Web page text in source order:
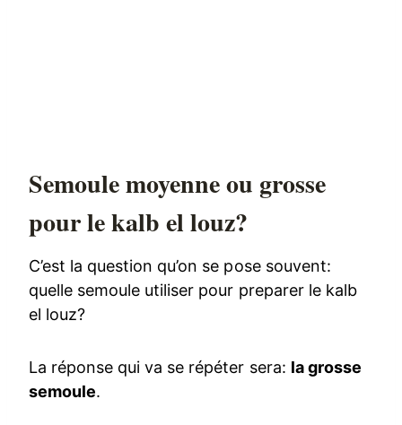
Semoule moyenne ou grosse
pour le kalb el louz?
C’est la question qu’on se pose souvent:
quelle semoule utiliser pour preparer le kalb
el louz?
La réponse qui va se répéter sera: la grosse
semoule.